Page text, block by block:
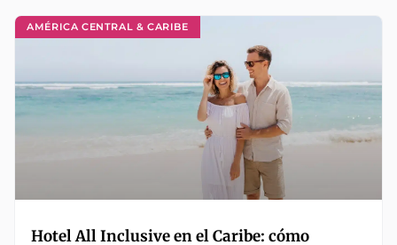
AMÉRICA CENTRAL & CARIBE
Hotel All Inclusive en el Caribe: cómo